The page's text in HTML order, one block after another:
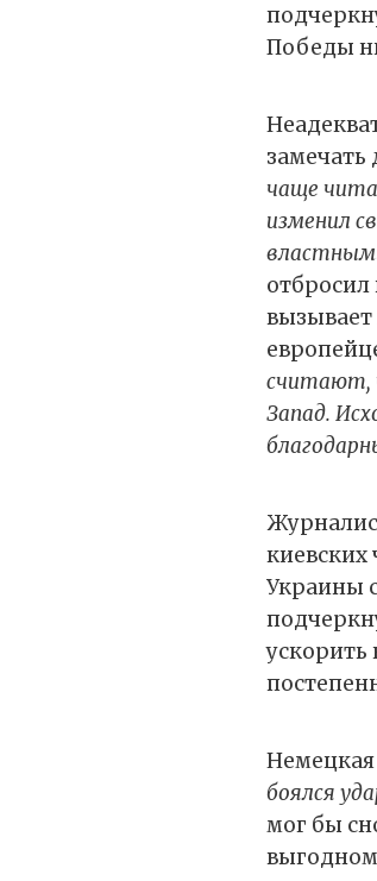
Победы
чаще
изменил
отбросил
считают,
Запад.
Украины
ускорить
Немецкая
боялся
мог бы
выгодном